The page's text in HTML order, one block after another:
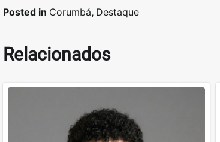
Posted in Corumbá, Destaque
Relacionados